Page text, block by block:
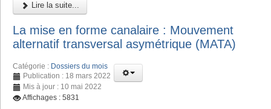
Lire la suite...
La mise en forme canalaire : Mouvement
alternatif transversal asymétrique (MATA)
Catégorie : Dossiers du mois
Publication : 18 mars 2022
Mis à jour : 10 mai 2022
Affichages : 5831